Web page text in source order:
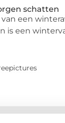
schatten
een
is een